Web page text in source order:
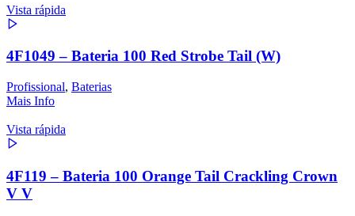
Vista rápida
4F1049 – Bateria 100 Red Strobe Tail (W)
Profissional, Baterias
Mais Info
Vista rápida
4F119 – Bateria 100 Orange Tail Crackling Crown
V V